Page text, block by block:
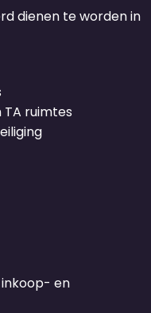
dienen te worden in
ruimtes
en